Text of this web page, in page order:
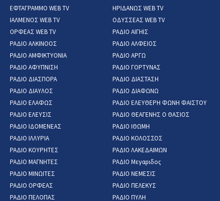
ΕΦΤΑΓΡΑΜΜΟ WEB TV
ΗΡΙΔΑΝΩΣ WEB TV
ΙΑΛΜΕΝΟΣ WEB TV
ΟΔΥΣΣΕΑΣ WEB TV
ΟΡΦΕΑΣ WEB TV
ΡΑΔΙΟ ΑΙΓΗΙΣ
ΡΑΔΙΟ ΑΛΚΙΝΟΟΣ
ΡΑΔΙΟ ΑΛΦΕΙΟΣ
ΡΑΔΙΟ ΑΜΦΙΚΤΥΟΝΙΑ
ΡΑΔΙΟ ΑΡΓΩ
ΡΑΔΙΟ ΑΦΥΠΝΙΣΗ
ΡΑΔΙΟ ΓΟΡΤΥΝΑΣ
ΡΑΔΙΟ ΔΙΑΣΠΟΡΑ
ΡΑΔΙΟ ΔΙΑΣΤΑΣΗ
ΡΑΔΙΟ ΔΙΑΥΛΟΣ
ΡΑΔΙΟ ΔΙΑΦΩΝΩ
ΡΑΔΙΟ ΕΛΑΦΩΣ
ΡΑΔΙΟ ΕΛΕΥΘΕΡΗ ΦΩΝΗ ΦΑΙΣΤΟΥ
ΡΑΔΙΟ ΕΛΕΥΣΙΣ
ΡΑΔΙΟ ΘΕΑΓΕΝΗΣ Ο ΘΑΣΙΟΣ
ΡΑΔΙΟ ΙΔΟΜΕΝΕΑΣ
ΡΑΔΙΟ ΙΘΩΜΗ
ΡΑΔΙΟ ΙΛΛΥΡΙΑ
ΡΑΔΙΟ ΚΟΛΟΣΣΟΣ
ΡΑΔΙΟ ΚΟΥΡΗΤΕΣ
ΡΑΔΙΟ ΛΑΚΕΔΑΙΜΩΝ
ΡΑΔΙΟ ΜΑΓΝΗΤΕΣ
ΡΑΔΙΟ Μεγαριδος
ΡΑΔΙΟ ΜΙΝΩΙΤΕΣ
ΡΑΔΙΟ ΝΕΜΕΣΙΣ
ΡΑΔΙΟ ΟΡΦΕΑΣ
ΡΑΔΙΟ ΠΕΛΕΚΥΣ
ΡΑΔΙΟ ΠΕΛΟΠΑΣ
ΡΑΔΙΟ ΠΥΛΗ